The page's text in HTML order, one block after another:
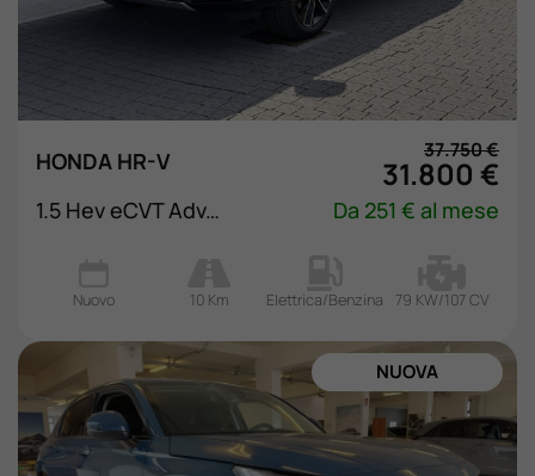
HONDA HR-V 37.750 €
31.800 €
1.5 Hev eCVT Advance Da 251 € al mese
Nuovo 10 Km Elettrica/Benzina 79 KW/107 CV
NUOVA